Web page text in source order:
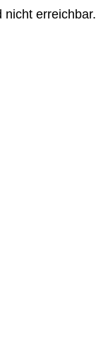
nicht erreichbar.